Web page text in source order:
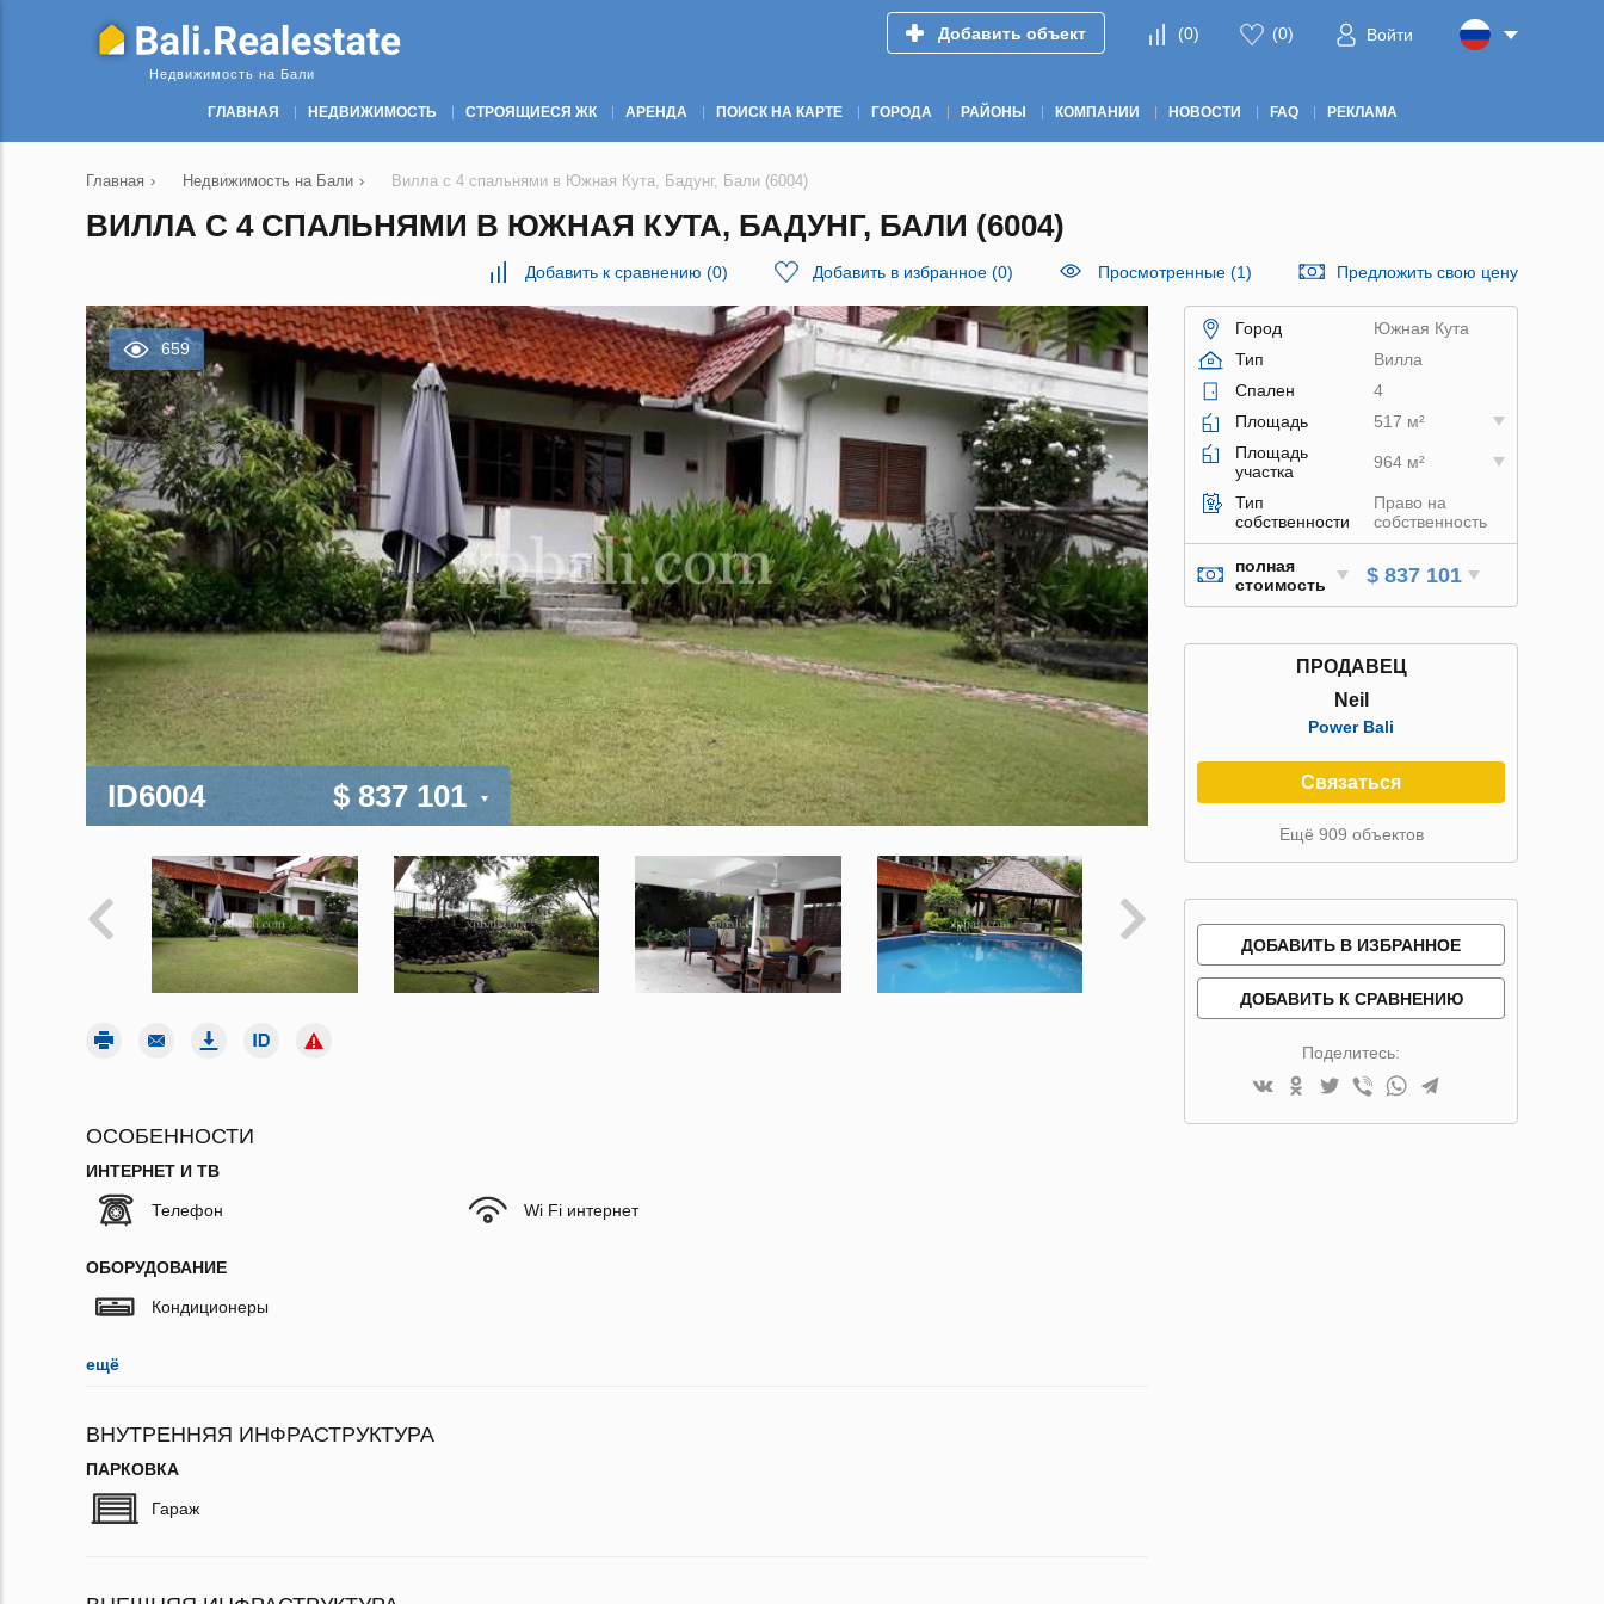
Недвижимость на Бали
Добавить объект (0) (0) Войти
ГЛАВНАЯ НЕДВИЖИМОСТЬ СТРОЯЩИЕСЯ ЖК АРЕНДА ПОИСК НА КАРТЕ ГОРОДА РАЙОНЫ КОМПАНИИ НОВОСТИ FAQ РЕКЛАМА
Главная › Недвижимость на Бали › Вилла с 4 спальнями в Южная Кута, Бадунг, Бали (6004)
ВИЛЛА С 4 СПАЛЬНЯМИ В ЮЖНАЯ КУТА, БАДУНГ, БАЛИ (6004)
Добавить к сравнению (0) Добавить в избранное (0) Просмотренные (1) Предложить свою цену
659
ID6004 $ 837 101
ОСОБЕННОСТИ
ИНТЕРНЕТ И ТВ
Телефон Wi Fi интернет
ОБОРУДОВАНИЕ
Кондиционеры
ещё
ВНУТРЕННЯЯ ИНФРАСТРУКТУРА
ПАРКОВКА
Гараж
Город
Южная Кута
Тип
Вилла
Спален
4
Площадь
517 м²
Площадь
участка
964 м²
Тип
собственности
Право на
собственность
полная
стоимость
$ 837 101
ПРОДАВЕЦ
Neil
Power Bali
Связаться
Ещё 909 объектов
ДОБАВИТЬ В ИЗБРАННОЕ
ДОБАВИТЬ К СРАВНЕНИЮ
Поделитесь: